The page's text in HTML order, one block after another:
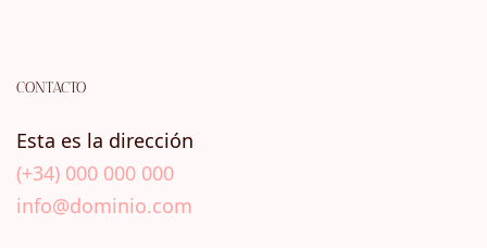
CONTACTO
Esta es la dirección
(+34) 000 000 000
info@dominio.com